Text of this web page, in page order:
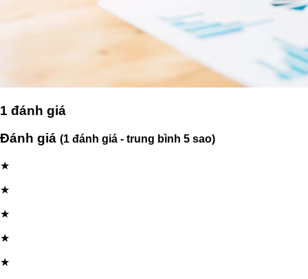
1 đánh giá
Đánh giá (1 đánh giá - trung bình 5 sao)
★
★
★
★
★